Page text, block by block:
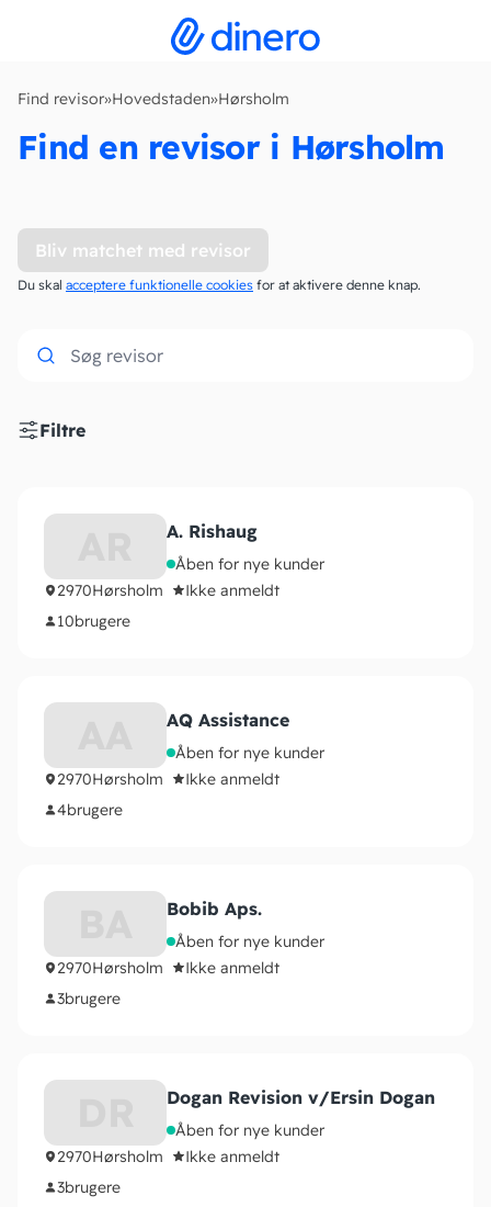
Find revisor»Hovedstaden»Hørsholm
Find en revisor i Hørsholm
Bliv matchet med revisor
Du skal acceptere funktionelle cookies for at aktivere denne knap.
Filtre
A. Rishaug
Åben for nye kunder
2970Hørsholm
Ikke anmeldt
10brugere
AQ Assistance
Åben for nye kunder
2970Hørsholm
Ikke anmeldt
4brugere
Bobib Aps.
Åben for nye kunder
2970Hørsholm
Ikke anmeldt
3brugere
Dogan Revision v/Ersin Dogan
Åben for nye kunder
2970Hørsholm
Ikke anmeldt
3brugere